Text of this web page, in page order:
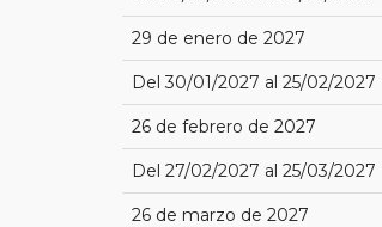
29 de enero de 2027
Del 30/01/2027 al 25/02/2027
26 de febrero de 2027
Del 27/02/2027 al 25/03/2027
26 de marzo de 2027